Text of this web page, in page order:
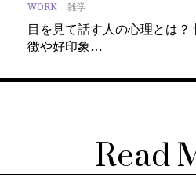
WORK 雑学
目を見て話す人の心理とは？
徴や好印象…
Read